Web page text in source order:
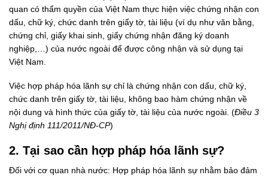
quan có thẩm quyền của Việt Nam thực hiện việc chứng nhận con
dấu, chữ ký, chức danh trên giấy tờ, tài liệu (ví dụ như văn bằng,
chứng chỉ, giấy khai sinh, giấy chứng nhận đăng ký doanh
nghiệp,…) của nước ngoài để được công nhận và sử dụng tại
Việt Nam.
Việc hợp pháp hóa lãnh sự chỉ là chứng nhận con dấu, chữ ký,
chức danh trên giấy tờ, tài liệu, không bao hàm chứng nhận về
nội dung và hình thức của giấy tờ, tài liệu của nước ngoài. (Điều 3
Nghị định 111/2011/NĐ-CP)
2. Tại sao cần hợp pháp hóa lãnh sự?
Đối với cơ quan nhà nước: Hợp pháp hóa lãnh sự nhằm bảo đảm